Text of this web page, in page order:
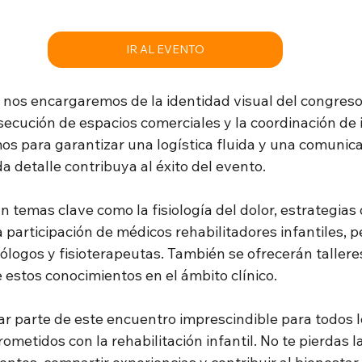
IR AL EVENTO
nos encargaremos de la identidad visual del
de espacios comerciales y la coordinación
para garantizar una logística fluida y una
detalle contribuya al éxito del evento.
temas clave como la fisiología del dolor,
participación de médicos rehabilitadores infantiles,
y fisioterapeutas. También se ofrecerán
estos conocimientos en el ámbito clínico.
parte de este encuentro imprescindible para todos
con la rehabilitación infantil. No te pierdas